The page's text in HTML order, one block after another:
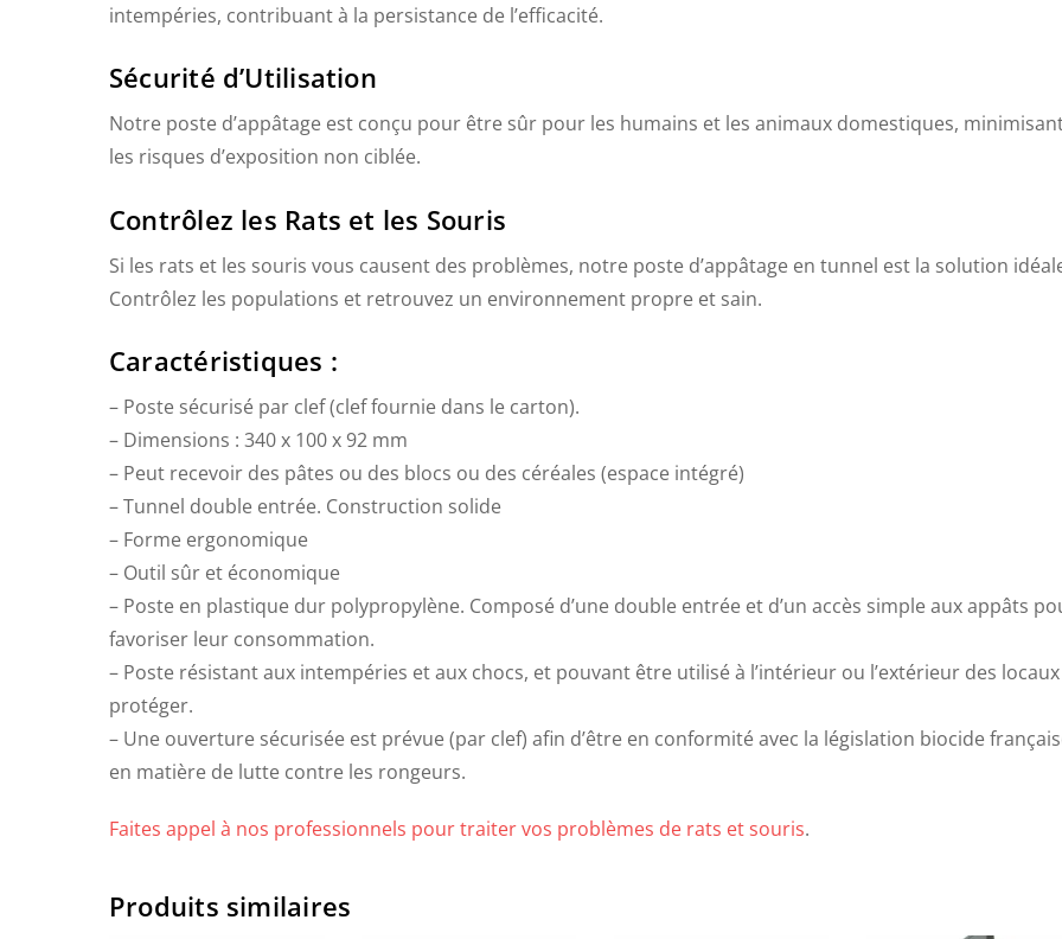
intempéries, contribuant à la persistance de l’efficacité.
Sécurité d’Utilisation
Notre poste d’appâtage est conçu pour être sûr pour les humains et les animaux domestiques,
les risques d’exposition non ciblée.
Contrôlez les Rats et les Souris
Si les rats et les souris vous causent des problèmes, notre poste d’appâtage en tunnel est la solution
Contrôlez les populations et retrouvez un environnement propre et sain.
Caractéristiques :
– Poste sécurisé par clef (clef fournie dans le carton).
– Dimensions : 340 x 100 x 92 mm
– Peut recevoir des pâtes ou des blocs ou des céréales (espace intégré)
– Tunnel double entrée. Construction solide
– Forme ergonomique
– Outil sûr et économique
– Poste en plastique dur polypropylène. Composé d’une double entrée et d’un accès simple aux appâts
favoriser leur consommation.
– Poste résistant aux intempéries et aux chocs, et pouvant être utilisé à l’intérieur ou l’extérieur des locaux
protéger.
– Une ouverture sécurisée est prévue (par clef) afin d’être en conformité avec la législation biocide
en matière de lutte contre les rongeurs.
Faites appel à nos professionnels pour traiter vos problèmes de rats et souris.
Produits similaires